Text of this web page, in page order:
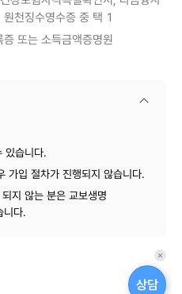
천징수영수증 중 택 1
또는 소득금액증명원
있습니다.
가입 절차가 진행되지 않습니다.
지 않는 분은 교보생명
니다.
상담
퀵
메